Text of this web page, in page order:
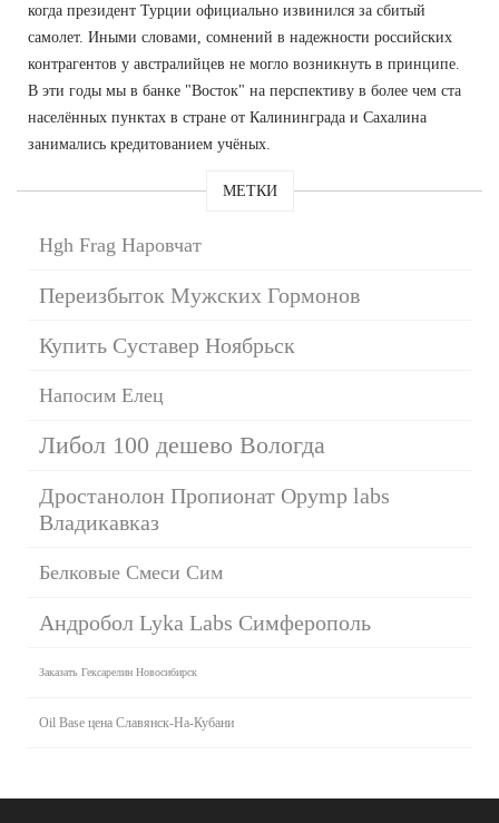
когда президент Турции официально извинился за сбитый
самолет. Иными словами, сомнений в надежности российских
контрагентов у австралийцев не могло возникнуть в принципе.
В эти годы мы в банке "Восток" на перспективу в более чем ста
населённых пунктах в стране от Калининграда и Сахалина
занимались кредитованием учёных.
МЕТКИ
Hgh Frag Наровчат
Переизбыток Мужских Гормонов
Купить Суставер Ноябрьск
Напосим Елец
Либол 100 дешево Вологда
Дростанолон Пропионат Opymp labs
Владикавказ
Белковые Смеси Сим
Андробол Lyka Labs Симферополь
Заказать Гексарелин Новосибирск
Oil Base цена Славянск-На-Кубани